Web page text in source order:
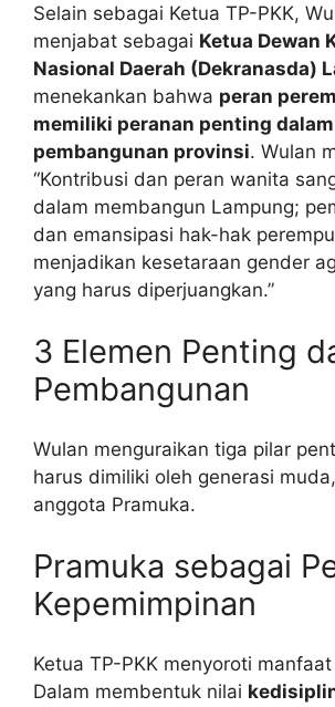
Selain sebagai Ketua TP-PKK,
menjabat sebagai Ketua Dewan
Nasional Daerah (Dekranasda)
menekankan bahwa peran
memiliki peranan penting dalam
pembangunan provinsi. Wulan
“Kontribusi dan peran wanita
dalam membangun Lampung;
dan emansipasi hak-hak
menjadikan kesetaraan gender
yang harus diperjuangkan.”
3 Elemen Penting
Pembangunan
Wulan menguraikan tiga pilar
harus dimiliki oleh generasi
anggota Pramuka.
Pramuka sebagai
Kepemimpinan
Ketua TP-PKK menyoroti manfaat
Dalam membentuk nilai